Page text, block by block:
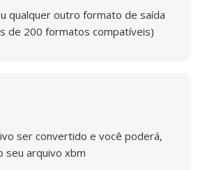
qualquer outro formato de saída
de 200 formatos compatíveis)
ser convertido e você poderá,
seu arquivo xbm